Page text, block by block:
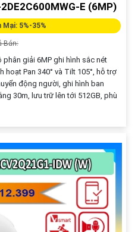
E (6MP)
Mại: 5%-35%
Bán:
phân giải 6MP ghi hình sắc nét
Pan 340° và Tilt 105°, hỗ trợ
động người, ghi hình ban
30m, lưu trữ lên tới 512GB, phù